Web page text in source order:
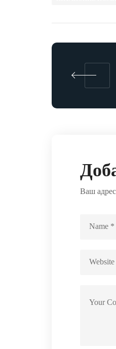
Ваш